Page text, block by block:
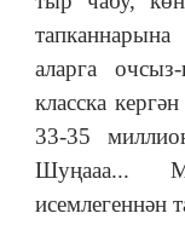
аларга
класска
33-35
Шуңааа...
исемлегеннән